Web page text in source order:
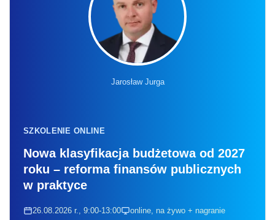
Jarosław Jurga
SZKOLENIE ONLINE
Nowa klasyfikacja budżetowa od 2027
roku – reforma finansów publicznych
w praktyce
26.08.2026 r., 9:00-13:00 online, na żywo + nagranie